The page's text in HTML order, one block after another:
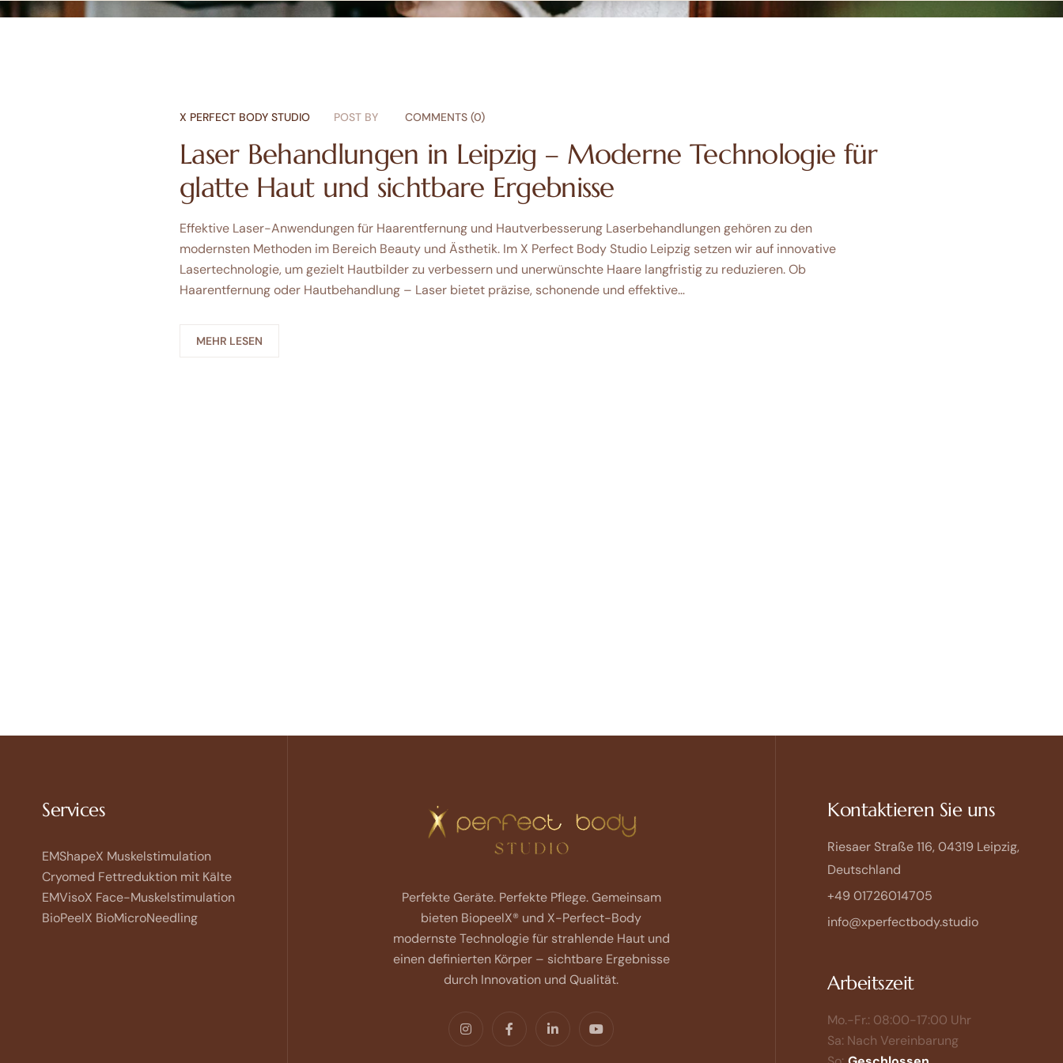
X PERFECT BODY STUDIO POST BY COMMENTS (0)
Laser Behandlungen in Leipzig – Moderne Technologie für
glatte Haut und sichtbare Ergebnisse
Effektive Laser-Anwendungen für Haarentfernung und Hautverbesserung Laserbehandlungen gehören zu den
modernsten Methoden im Bereich Beauty und Ästhetik. Im X Perfect Body Studio Leipzig setzen wir auf innovative
Lasertechnologie, um gezielt Hautbilder zu verbessern und unerwünschte Haare langfristig zu reduzieren. Ob
Haarentfernung oder Hautbehandlung – Laser bietet präzise, schonende und effektive…
MEHR LESEN
Services
EMShapeX Muskelstimulation
Cryomed Fettreduktion mit Kälte
EMVisoX Face-Muskelstimulation
BioPeelX BioMicroNeedling
Perfekte Geräte. Perfekte Pflege.Gemeinsam
bieten BiopeelX® und X-Perfect-Body
modernste Technologie für strahlende Haut und
einen definierten Körper – sichtbare Ergebnisse
durch Innovation und Qualität.
Kontaktieren Sie uns
Riesaer Straße 116, 04319 Leipzig,
Deutschland
+49 01726014705
info@xperfectbody.studio
Arbeitszeit
Mo.-Fr.: 08:00-17:00 Uhr
Sa: Nach Vereinbarung
Kontakt